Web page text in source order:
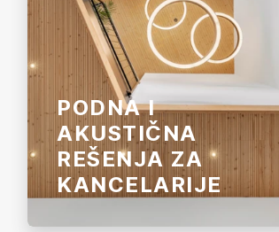
PODNA I
AKUSTIČNA
REŠENJA ZA
KANCELARIJE